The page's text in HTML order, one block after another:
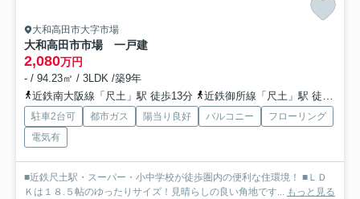
大和高田市大字市場
大和高田市市場 一戸建
2,080万円
- / 94.23㎡ / 3LDK /築9年
近鉄南大阪線「尺土」駅 徒歩13分
近鉄御所線「尺土」駅 徒歩13分
駐車2台可 都市ガス 陽当り良好 バルコニー
フローリング
電気有
■近鉄尺土駅・スーパー・小中学校が徒歩圏内の便利な住環境！ ■ＬＤ
Ｋは１８.５帖のゆったりサイズ！見晴らしの良い角地です... もっと見る